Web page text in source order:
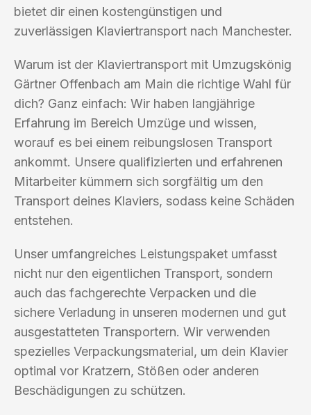
bietet dir einen kostengünstigen und
zuverlässigen Klaviertransport nach Manchester.
Warum ist der Klaviertransport mit Umzugskönig
Gärtner Offenbach am Main die richtige Wahl für
dich? Ganz einfach: Wir haben langjährige
Erfahrung im Bereich Umzüge und wissen,
worauf es bei einem reibungslosen Transport
ankommt. Unsere qualifizierten und erfahrenen
Mitarbeiter kümmern sich sorgfältig um den
Transport deines Klaviers, sodass keine Schäden
entstehen.
Unser umfangreiches Leistungspaket umfasst
nicht nur den eigentlichen Transport, sondern
auch das fachgerechte Verpacken und die
sichere Verladung in unseren modernen und gut
ausgestatteten Transportern. Wir verwenden
spezielles Verpackungsmaterial, um dein Klavier
optimal vor Kratzern, Stößen oder anderen
Beschädigungen zu schützen.